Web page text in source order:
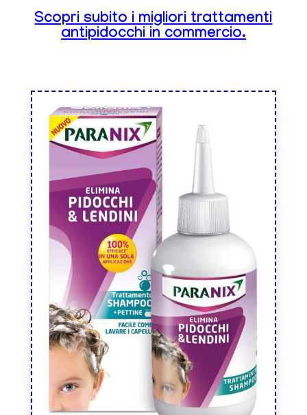
Scopri subito i migliori trattamenti
antipidocchi in commercio.